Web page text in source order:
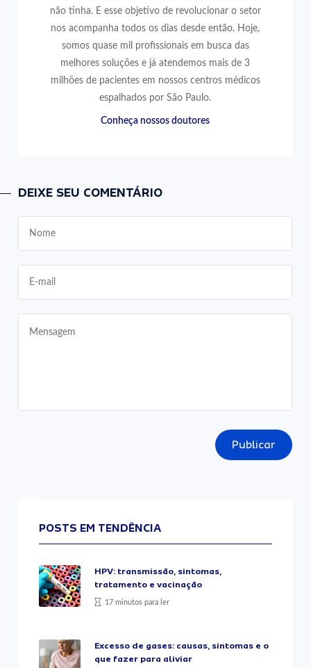
não tinha. E esse objetivo de revolucionar o setor
nos acompanha todos os dias desde então. Hoje,
somos quase mil profissionais em busca das
melhores soluções e já atendemos mais de 3
milhões de pacientes em nossos centros médicos
espalhados por São Paulo.
Conheça nossos doutores
DEIXE SEU COMENTÁRIO
Publicar
POSTS EM TENDÊNCIA
HPV: transmissão, sintomas,
tratamento e vacinação
17 minutos para ler
Excesso de gases: causas, sintomas e o
que fazer para aliviar